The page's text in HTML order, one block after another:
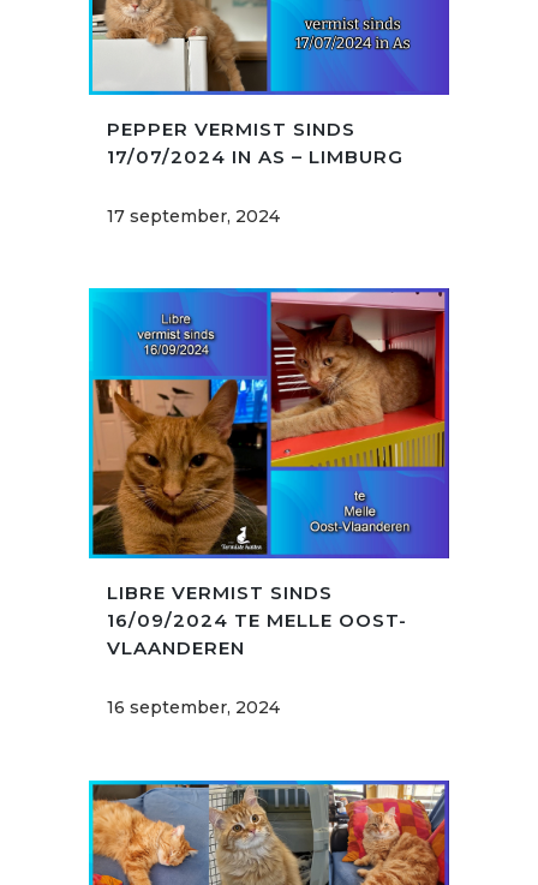
PEPPER VERMIST SINDS
17/07/2024 IN AS – LIMBURG
17 september, 2024
LIBRE VERMIST SINDS
16/09/2024 TE MELLE OOST-
VLAANDEREN
16 september, 2024